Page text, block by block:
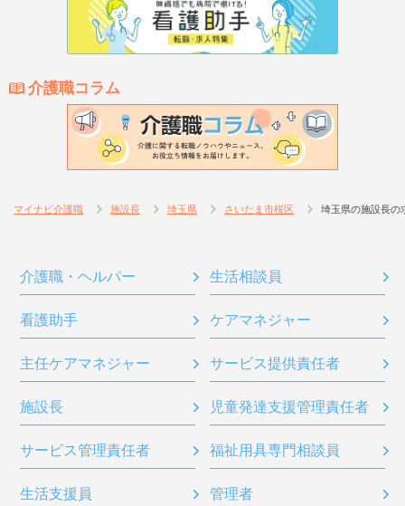
介護職コラム
マイナビ介護職 施設長 埼玉県 さいたま市桜区 埼玉県の施設長の
介護職・ヘルパー 生活相談員
看護助手 ケアマネジャー
主任ケアマネジャー サービス提供責任者
施設長 児童発達支援管理責任者
サービス管理責任者 福祉用具専門相談員
生活支援員 管理者